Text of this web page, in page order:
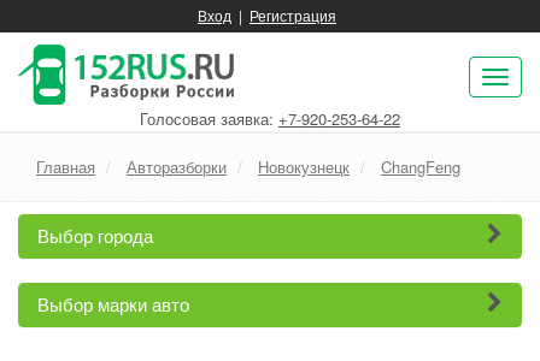
Вход | Регистрация
Голосовая заявка: +7-920-253-64-22
Главная Авторазборки Новокузнецк ChangFeng
Выбор города
Выбор марки авто